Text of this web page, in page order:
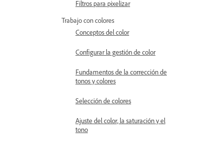
Filtros para pixelizar
Trabajo con colores
Conceptos del color
Configurar la gestión de color
Fundamentos de la corrección de
tonos y colores
Selección de colores
Ajuste del color, la saturación y el
tono